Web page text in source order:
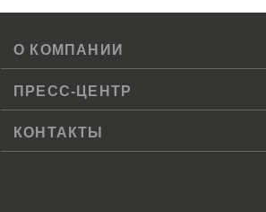
О КОМПАНИИ
ПРЕСС-ЦЕНТР
КОНТАКТЫ